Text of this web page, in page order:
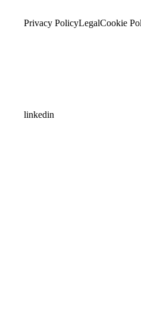
Privacy PolicyLegalCookie
linkedin